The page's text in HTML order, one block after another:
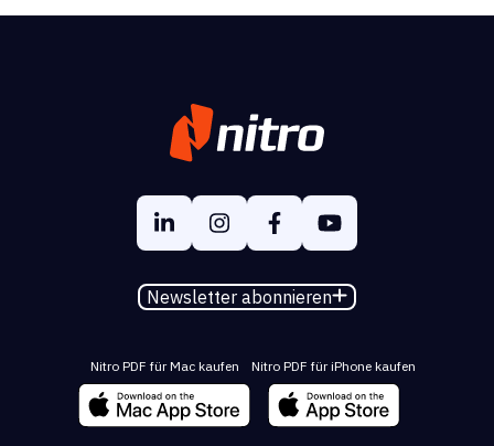
Newsletter abonnieren
Nitro PDF für Mac kaufen Nitro PDF für iPhone kaufen